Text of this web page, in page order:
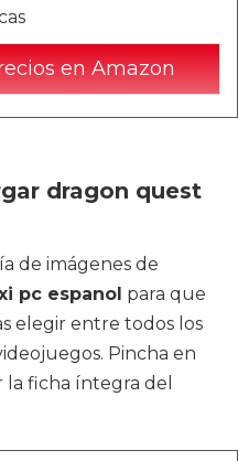
en Amazon
dragon quest
de imágenes de
pc espanol para que
elegir entre todos los
Pincha en
la ficha íntegra del